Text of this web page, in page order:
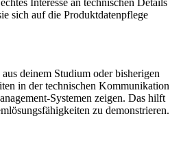
sich auf die Produktdatenpflege
deinem Studium oder bisherigen
in der technischen Kommunikation
Systemen zeigen. Das hilft
zu demonstrieren.